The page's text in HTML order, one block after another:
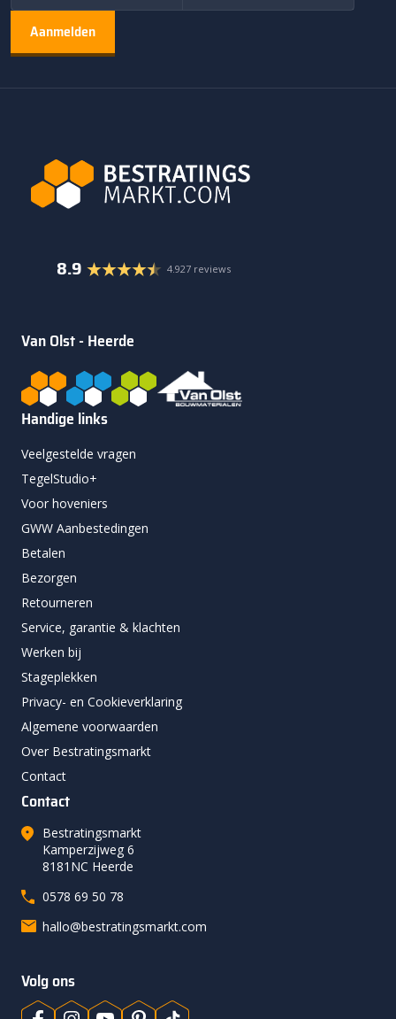
8.9 4.927 reviews
Van Olst - Heerde
Handige links
Veelgestelde vragen
TegelStudio+
Voor hoveniers
GWW Aanbestedingen
Betalen
Bezorgen
Retourneren
Service, garantie & klachten
Werken bij
Stageplekken
Privacy- en Cookieverklaring
Algemene voorwaarden
Over Bestratingsmarkt
Contact
Contact
Bestratingsmarkt
Kamperzijweg 6
8181NC Heerde
0578 69 50 78
hallo@bestratingsmarkt.com
Volg ons